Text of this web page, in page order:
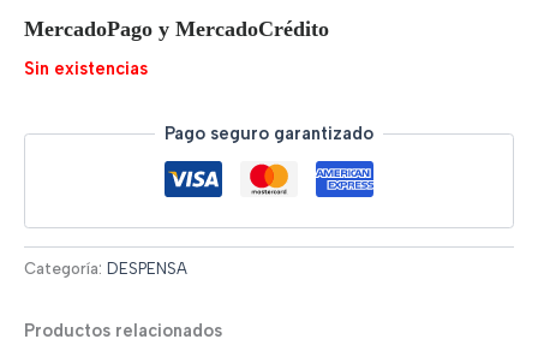
MercadoPago y MercadoCrédito
Sin existencias
Pago seguro garantizado
Categoría: DESPENSA
Productos relacionados